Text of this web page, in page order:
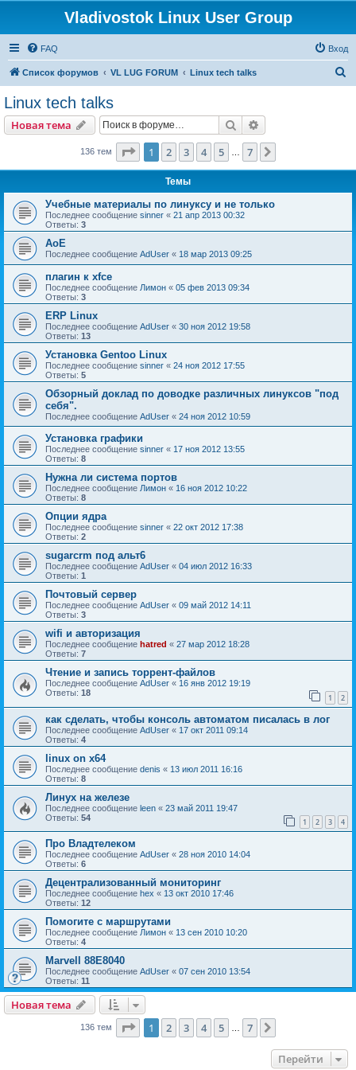
Vladivostok Linux User Group
FAQ Вход
Список форумов VL LUG FORUM Linux tech talks
Linux tech talks
Новая тема Поиск
136 тем Страница из
1 2 3 4 5 7
Темы
Учебные материалы по линуксу и не только
Последнее сообщение sinner « 21 апр 2013 00:32
Ответы: 3
AoE
Последнее сообщение AdUser « 18 мар 2013 09:25
плагин к xfce
Последнее сообщение Лимон « 05 фев 2013 09:34
Ответы: 3
ERP Linux
Последнее сообщение AdUser « 30 ноя 2012 19:58
Ответы: 13
Установка Gentoo Linux
Последнее сообщение sinner « 24 ноя 2012 17:55
Ответы: 5
Обзорный доклад по доводке различных линуксов "под
себя".
Последнее сообщение AdUser « 24 ноя 2012 10:59
Установка графики
Последнее сообщение sinner « 17 ноя 2012 13:55
Ответы: 8
Нужна ли система портов
Последнее сообщение Лимон « 16 ноя 2012 10:22
Ответы: 8
Опции ядра
Последнее сообщение sinner « 22 окт 2012 17:38
Ответы: 2
sugarcrm под альт6
Последнее сообщение AdUser « 04 июл 2012 16:33
Ответы: 1
Почтовый сервер
Последнее сообщение AdUser « 09 май 2012 14:11
Ответы: 3
wifi и авторизация
Последнее сообщение hatred « 27 мар 2012 18:28
Ответы: 7
Чтение и запись торрент-файлов
Последнее сообщение AdUser « 16 янв 2012 19:19
Ответы: 18 1 2
как сделать, чтобы консоль автоматом писалась в лог
Последнее сообщение AdUser « 17 окт 2011 09:14
Ответы: 4
linux on x64
Последнее сообщение denis « 13 июл 2011 16:16
Ответы: 8
Линух на железе
Последнее сообщение leen « 23 май 2011 19:47
Ответы: 54 1 2 3 4
Про Владтелеком
Последнее сообщение AdUser « 28 ноя 2010 14:04
Ответы: 6
Децентрализованный мониторинг
Последнее сообщение hex « 13 окт 2010 17:46
Ответы: 12
Помогите с маршрутами
Последнее сообщение Лимон « 13 сен 2010 10:20
Ответы: 4
Marvell 88E8040
Последнее сообщение AdUser « 07 сен 2010 13:54
Ответы: 11
Новая тема
136 тем Страница из
1 2 3 4 5 7
Перейти